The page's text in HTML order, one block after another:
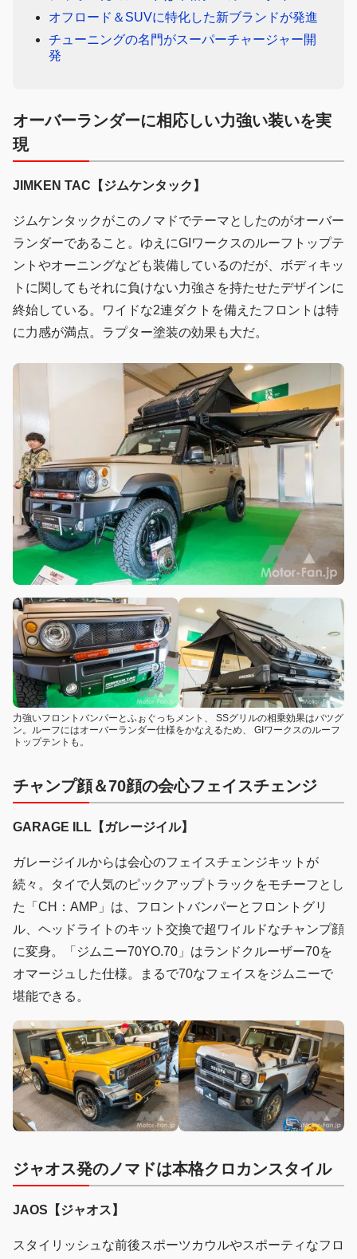
オフロード＆SUVに特化した新ブランドが発進
チューニングの名門がスーパーチャージャー開
発
オーバーランダーに相応しい力強い装いを実
現
JIMKEN TAC【ジムケンタック】
ジムケンタックがこのノマドでテーマとしたのがオーバー
ランダーであること。ゆえにGIワークスのルーフトップテ
ントやオーニングなども装備しているのだが、ボディキッ
トに関してもそれに負けない力強さを持たせたデザインに
終始している。ワイドな2連ダクトを備えたフロントは特
に力感が満点。ラプター塗装の効果も大だ。
力強いフロントバンパーとふぉぐっちメント、 SSグリルの相乗効果はバツグ
ン。ルーフにはオーバーランダー仕様をかなえるため、 GIワークスのルーフ
トップテントも。
チャンプ顔＆70顔の会心フェイスチェンジ
GARAGE ILL【ガレージイル】
ガレージイルからは会心のフェイスチェンジキットが
続々。タイで人気のピックアップトラックをモチーフとし
た「CH：AMP」は、フロントバンパーとフロントグリ
ル、ヘッドライトのキット交換で超ワイルドなチャンプ顔
に変身。「ジムニー70YO.70」はランドクルーザー70を
オマージュした仕様。まるで70なフェイスをジムニーで
堪能できる。
ジャオス発のノマドは本格クロカンスタイル
JAOS【ジャオス】
スタイリッシュな前後スポーツカウルやスポーティなフロ